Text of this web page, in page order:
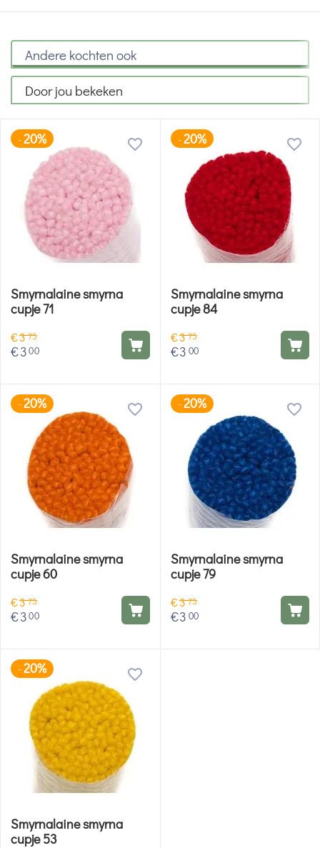
Andere kochten ook
Door jou bekeken
-20%
Smyrnalaine smyrna
cupje 71
€375
€300
-20%
Smyrnalaine smyrna
cupje 84
€375
€3 00
-20%
Smyrnalaine smyrna
cupje 60
€375
€300
-20%
Smyrnalaine smyrna
cupje 79
€375
€3 00
-20%
Smyrnalaine smyrna
cupje 53